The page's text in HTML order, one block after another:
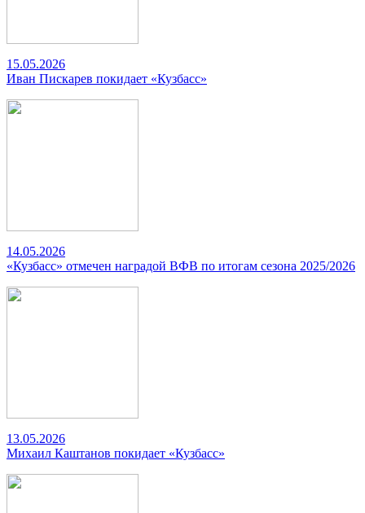
15.05.2026
Иван Пискарев покидает «Кузбасс»
14.05.2026
«Кузбасс» отмечен наградой ВФВ по итогам сезона 2025/2026
13.05.2026
Михаил Каштанов покидает «Кузбасс»